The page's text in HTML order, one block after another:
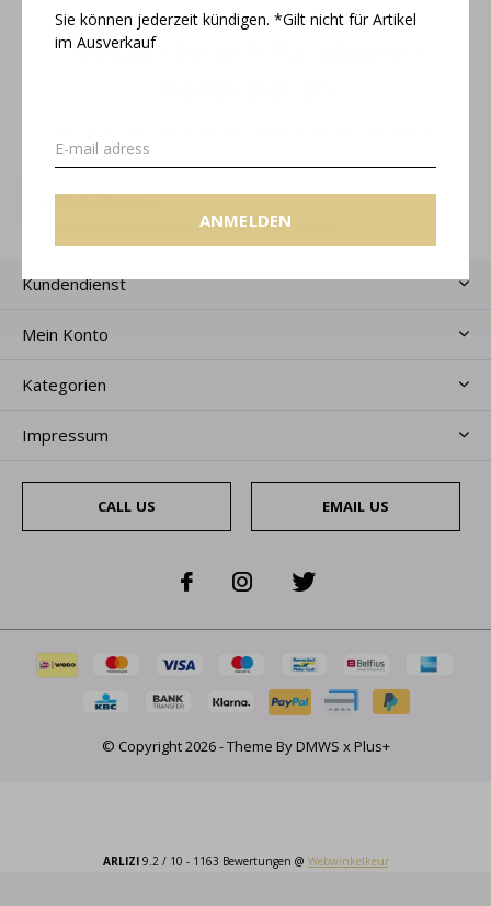
Sie können jederzeit kündigen. *Gilt nicht für Artikel
im Ausverkauf
ANMELDEN
Melden Sie sich für unseren
ANMELDEN
Kundendienst
Mein Konto
Kategorien
Impressum
CALL US EMAIL US
© Copyright2026- Theme ByDMWS x Plus+
ARLIZI9.2 / 10 - 1163 Bewertungen @ Webwinkelkeur